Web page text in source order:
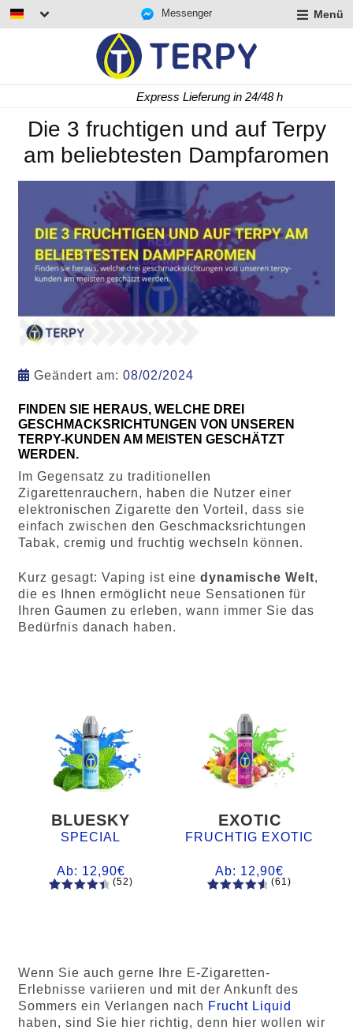
Messenger Menü
Express Lieferung in 24/48 h
Die 3 fruchtigen und auf Terpy
am beliebtesten Dampfaromen
Geändert am: 08/02/2024
FINDEN SIE HERAUS, WELCHE DREI
GESCHMACKSRICHTUNGEN VON UNSEREN
TERPY-KUNDEN AM MEISTEN GESCHÄTZT
WERDEN.
Im Gegensatz zu traditionellen
Zigarettenrauchern, haben die Nutzer einer
elektronischen Zigarette den Vorteil, dass sie
einfach zwischen den Geschmacksrichtungen
Tabak, cremig und fruchtig wechseln können.
Kurz gesagt: Vaping ist eine dynamische Welt,
die es Ihnen ermöglicht neue Sensationen für
Ihren Gaumen zu erleben, wann immer Sie das
Bedürfnis danach haben.
BLUESKY
SPECIAL
Ab: 12,90€
d auf
Kundenb
ewertung
en
(52)
EXOTIC
FRUCHTIG EXOTIC
Ab: 12,90€
auf
Kundenb
ewertung
en
(61)
Wenn Sie auch gerne Ihre E-Zigaretten-
Erlebnisse variieren und mit der Ankunft des
Sommers ein Verlangen nach Frucht Liquid
haben, sind Sie hier richtig, denn hier wollen wir